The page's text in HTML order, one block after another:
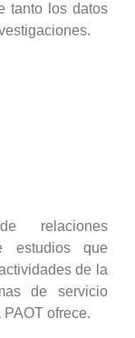
tanto los datos
relaciones
estudios que
de la
de servicio
ofrece.